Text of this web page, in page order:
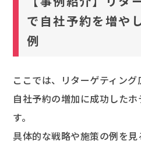
で自社予約を増や
例
ここでは、リターゲティン
自社予約の増加に成功した
す。
具体的な戦略や施策の例を